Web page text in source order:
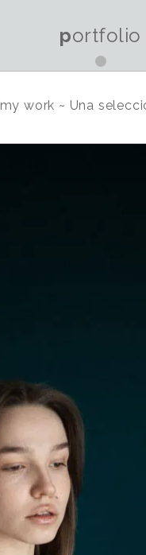
portfolio
work ~ Una